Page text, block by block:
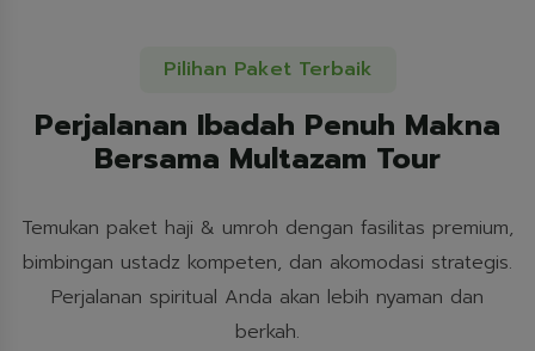
Pilihan Paket Terbaik
Perjalanan Ibadah Penuh Makna
Bersama Multazam Tour
Temukan paket haji & umroh dengan fasilitas premium,
bimbingan ustadz kompeten, dan akomodasi strategis.
Perjalanan spiritual Anda akan lebih nyaman dan
berkah.